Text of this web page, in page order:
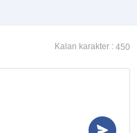
Kalan karakter : 450